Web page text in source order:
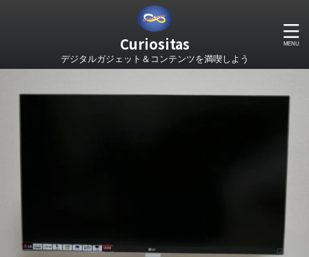
Curiositas
デジタルガジェット＆コンテンツを満喫しよう